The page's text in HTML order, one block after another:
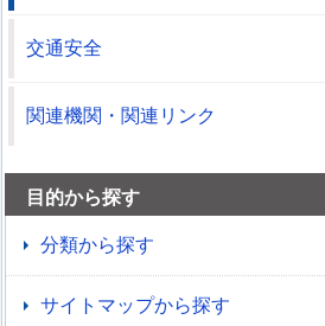
交通安全
関連機関・関連リンク
目的から探す
分類から探す
サイトマップから探す